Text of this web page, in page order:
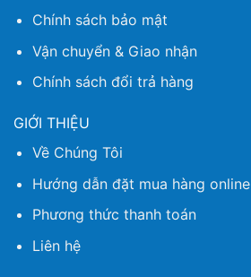
Chính sách bảo mật
Vận chuyển & Giao nhận
Chính sách đổi trả hàng
GIỚI THIỆU
Về Chúng Tôi
Hướng dẫn đặt mua hàng online
Phương thức thanh toán
Liên hệ